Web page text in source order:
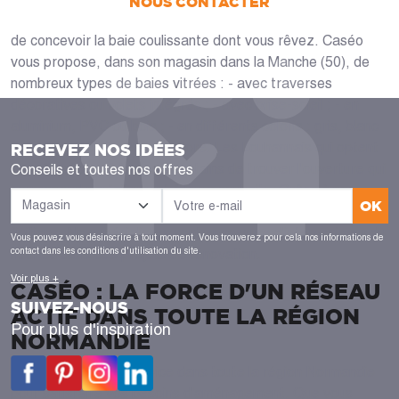
de concevoir la baie coulissante dont vous rêvez. Caséo
vous propose, dans son magasin dans la Manche (50), de
nombreux types de baies vitrées : - avec traverses
ou anthracite et même bicolore. Les Louhannais qui optent
pour Caséo sont toujours certains de trouver l'ouverture qui
correspond parfaitement à leurs souhaits. Grâce à nos
prestations, permettez-vous de choisir les décors et les
finitions. Nos spécialistes sont en mesure d'intervenir sur du
neuf ou dans des projets de rénovation.
CASÉO : LA FORCE D'UN RÉSEAU
ACTIF DANS TOUTE LA RÉGION
NORMANDIE
Caséo est à votre service dans toute la région Normandie
pour satisfaire vos besoins d'aménagement. Que vous
RECEVEZ NOS IDÉES
Conseils et toutes nos offres
OK
Vous pouvez vous désinscrire à tout moment. Vous trouverez pour cela nos informations de
contact dans les conditions d'utilisation du site.
Voir plus +
SUIVEZ-NOUS
Pour plus d'inspiration